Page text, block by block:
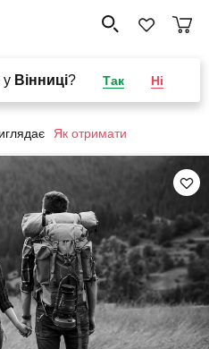
у Вінниці? Так Ні
Як отримати